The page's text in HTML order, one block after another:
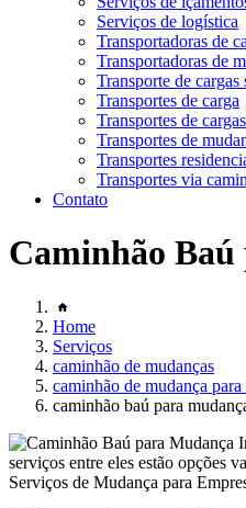
Serviços de logística
Transportadoras de
Transportadoras de
Transporte de cargas
Transportes de carga
Transportes de cargas
Transportes de
Transportes
Transportes via
Contato
Caminhão Baú
Home
Serviços
caminhão de mudanças
caminhão de mudança
caminhão baú para
serviços entre eles estão opções
Serviços de Mudança para